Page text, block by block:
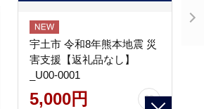
宇土市 令和8年熊本地震 災
害支援【返礼品なし】
_U00-0001
5,000円